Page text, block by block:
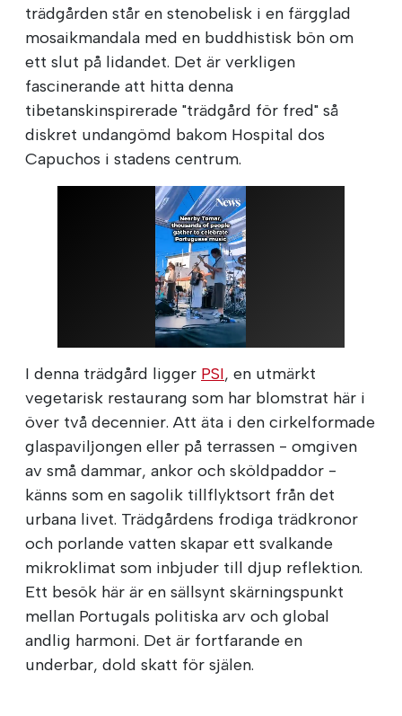
trädgården står en stenobelisk i en färgglad
mosaikmandala med en buddhistisk bön om
ett slut på lidandet. Det är verkligen
fascinerande att hitta denna
tibetanskinspirerade "trädgård för fred" så
diskret undangömd bakom Hospital dos
Capuchos i stadens centrum.
I denna trädgård ligger PSI, en utmärkt
vegetarisk restaurang som har blomstrat här i
över två decennier. Att äta i den cirkelformade
glaspaviljongen eller på terrassen - omgiven
av små dammar, ankor och sköldpaddor -
känns som en sagolik tillflyktsort från det
urbana livet. Trädgårdens frodiga trädkronor
och porlande vatten skapar ett svalkande
mikroklimat som inbjuder till djup reflektion.
Ett besök här är en sällsynt skärningspunkt
mellan Portugals politiska arv och global
andlig harmoni. Det är fortfarande en
underbar, dold skatt för själen.